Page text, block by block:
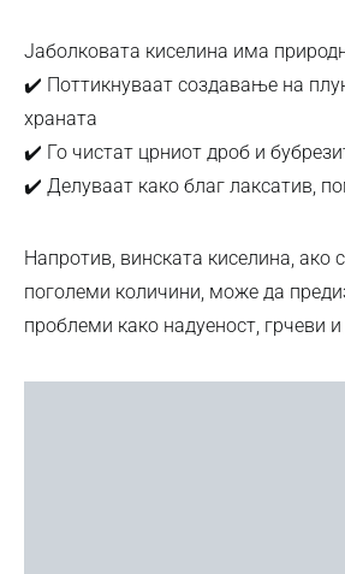
Јаболковата киселина има
✔️ Поттикнуваат создавање на
храната
✔️ Го чистат црниот дроб и
✔️ Делуваат како благ лаксатив,
Напротив, винската киселина, ако
поголеми количини, може да
проблеми како надуеност, грчеви и